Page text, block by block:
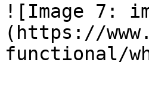
![Image 7:
(https://
functional/